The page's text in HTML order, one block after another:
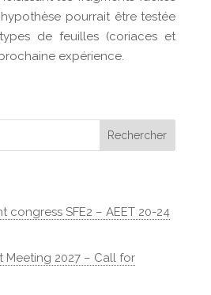
pourrait être testée
de feuilles (coriaces et
expérience.
congress SFE2 – AEET 20-24
Meeting 2027 – Call for